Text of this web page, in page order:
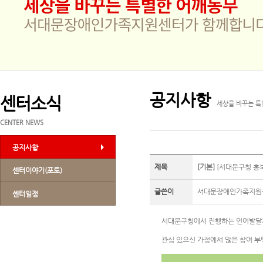
센터소식
CENTER NEWS
공지사항
센터이야기(포토)
센터일정
공지사항 세상을 바꾸는
제목 [기본] [서대문구청 홍
글쓴이 서대문장애인가족지
서대문구청에서 진행하는 언어발
관심 있으신 가정에서 많은 참여